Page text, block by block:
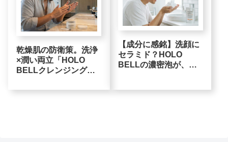
乾燥肌の防衛策。洗浄
×潤い両立「HOLO
BELLクレンジングバ
理的選択
【成分に感銘】洗顔に
セラミド？HOLO
BELLの濃密泡が、乾